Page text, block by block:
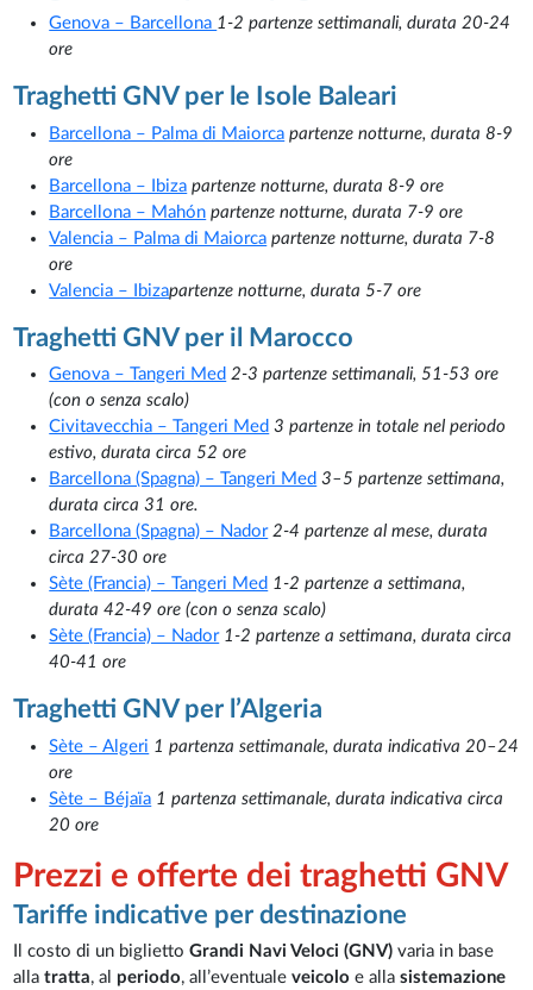
Genova – Barcellona 1-2 partenze settimanali, durata 20-24
ore
Traghetti GNV per le Isole Baleari
Barcellona – Palma di Maiorca partenze notturne, durata 8-9
ore
Barcellona – Ibiza partenze notturne, durata 8-9 ore
Barcellona – Mahón partenze notturne, durata 7-9 ore
Valencia – Palma di Maiorca partenze notturne, durata 7-8
ore
Valencia – Ibizapartenze notturne, durata 5-7 ore
Traghetti GNV per il Marocco
Genova – Tangeri Med 2-3 partenze settimanali, 51-53 ore
(con o senza scalo)
Civitavecchia – Tangeri Med 3 partenze in totale nel periodo
estivo, durata circa 52 ore
Barcellona (Spagna) – Tangeri Med 3–5 partenze settimana,
durata circa 31 ore.
Barcellona (Spagna) – Nador 2-4 partenze al mese, durata
circa 27-30 ore
Sète (Francia) – Tangeri Med 1-2 partenze a settimana,
durata 42-49 ore (con o senza scalo)
Sète (Francia) – Nador 1-2 partenze a settimana, durata circa
40-41 ore
Traghetti GNV per l’Algeria
Sète – Algeri 1 partenza settimanale, durata indicativa 20–24
ore
Sète – Béjaïa 1 partenza settimanale, durata indicativa circa
20 ore
Prezzi e offerte dei traghetti GNV
Tariffe indicative per destinazione
Il costo di un bigliettoGrandi Navi Veloci (GNV) varia in base
allatratta, al periodo, all’eventualeveicolo e allasistemazione